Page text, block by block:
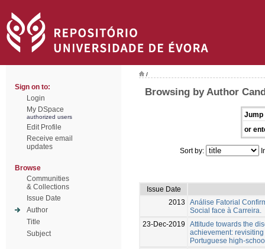
Sign on to:
Login
My DSpace
authorized users
Edit Profile
Receive email
updates
Browse
Communities
& Collections
Issue Date
Author
Title
Subject
/
Browsing by Author
Jump
or
Sort by:
Issue Date
2013
Análise Fatorial
Social face à Carreira.
23-Dec-2019
Attitude towards the
achievement:
Portuguese high-